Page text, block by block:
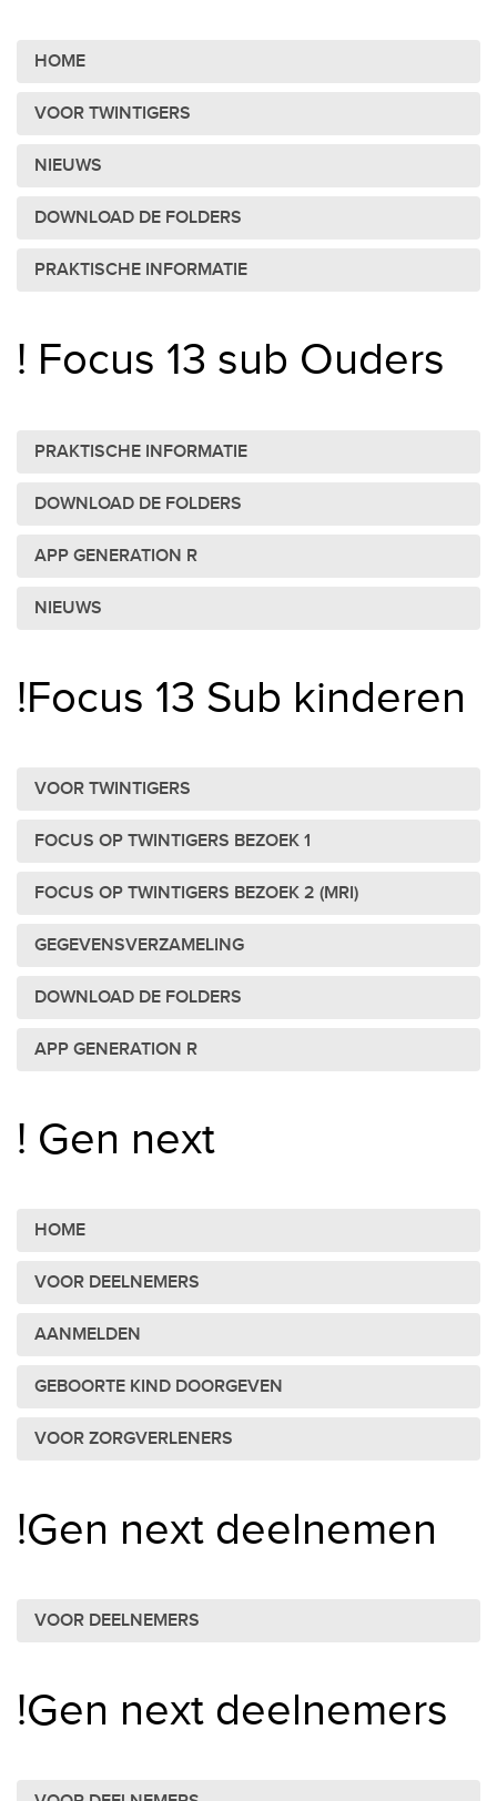
HOME
VOOR TWINTIGERS
NIEUWS
DOWNLOAD DE FOLDERS
PRAKTISCHE INFORMATIE
! Focus 13 sub Ouders
PRAKTISCHE INFORMATIE
DOWNLOAD DE FOLDERS
APP GENERATION R
NIEUWS
!Focus 13 Sub kinderen
VOOR TWINTIGERS
FOCUS OP TWINTIGERS BEZOEK 1
FOCUS OP TWINTIGERS BEZOEK 2 (MRI)
GEGEVENSVERZAMELING
DOWNLOAD DE FOLDERS
APP GENERATION R
! Gen next
HOME
VOOR DEELNEMERS
AANMELDEN
GEBOORTE KIND DOORGEVEN
VOOR ZORGVERLENERS
!Gen next deelnemen
VOOR DEELNEMERS
!Gen next deelnemers